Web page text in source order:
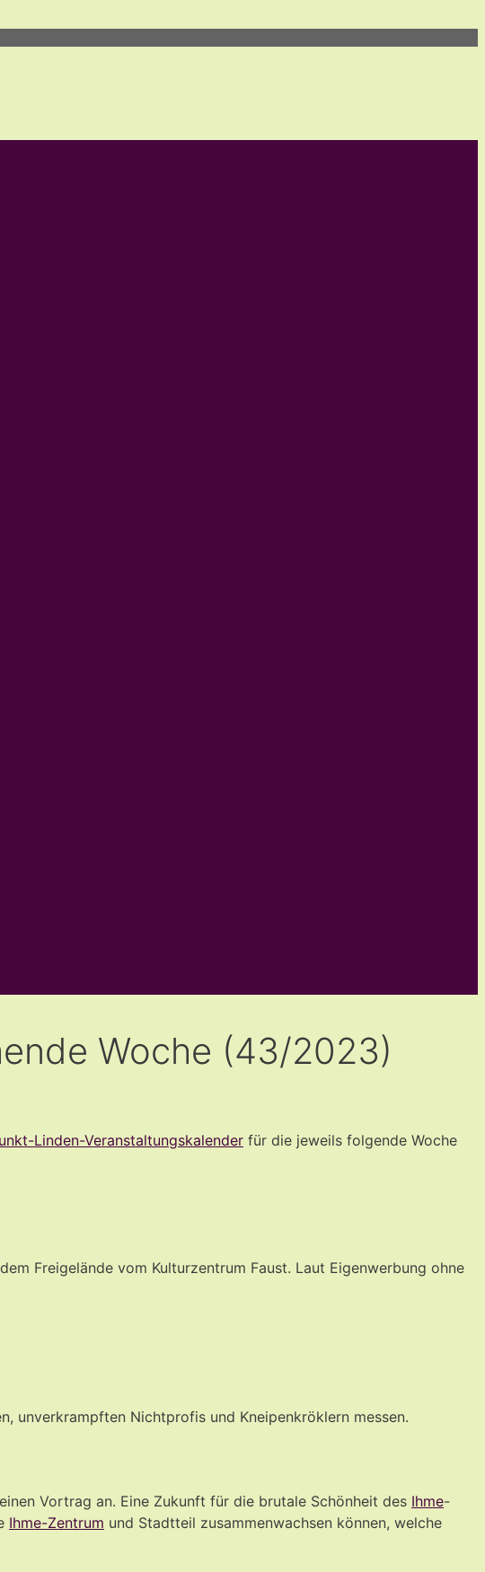
Woche (43/2023)
Linden-Veranstaltungskalender für die jeweils folgende Woche
Freigelände vom Kulturzentrum Faust. Laut Eigenwerbung ohne
unverkrampften Nichtprofis und Kneipenkröklern messen.
Vortrag an. Eine Zukunft für die brutale Schönheit des Ihme-
Ihme-Zentrum und Stadtteil zusammenwachsen können, welche